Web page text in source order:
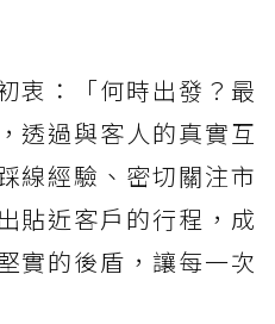
衷：「何時出發？最
透過與客人的真實互
線經驗、密切關注市
貼近客戶的行程，成
實的後盾，讓每一次